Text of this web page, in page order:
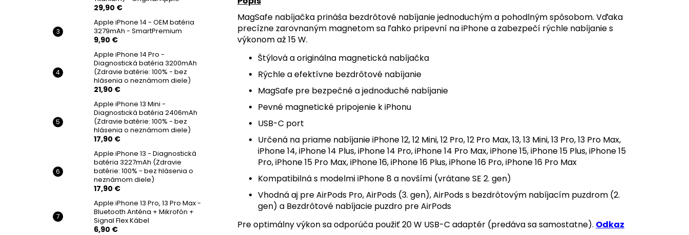
29,90 €
Apple iPhone 14 - OEM batéria
3279mAh - SmartPremium
9,90 €
Apple iPhone 14 Pro -
Diagnostická batéria 3200mAh
(Zdravie batérie: 100% - bez
hlásenia o neznámom diele)
21,90 €
Apple iPhone 13 Mini -
Diagnostická batéria 2406mAh
(Zdravie batérie: 100% - bez
hlásenia o neznámom diele)
17,90 €
Apple iPhone 13 - Diagnostická
batéria 3227mAh (Zdravie
batérie: 100% - bez hlásenia o
neznámom diele)
17,90 €
Apple iPhone 13 Pro, 13 Pro Max -
Bluetooth Anténa + Mikrofón +
Signal Flex Kábel
6,90 €
MagSafe nabíjačka prináša bezdrôtové nabíjanie jednoduchým a pohodlným spôsobom. Vďaka
precízne zarovnaným magnetom sa ľahko pripevní na iPhone a zabezpečí rýchle nabíjanie s
výkonom až 15 W.
Štýlová a originálna magnetická nabíjačka
Rýchle a efektívne bezdrôtové nabíjanie
MagSafe pre bezpečné a jednoduché nabíjanie
Pevné magnetické pripojenie k iPhonu
USB-C port
Určená na priame nabíjanie iPhone 12, 12 Mini, 12 Pro, 12 Pro Max, 13, 13 Mini, 13 Pro, 13 Pro Max,
iPhone 14, iPhone 14 Plus, iPhone 14 Pro, iPhone 14 Pro Max, iPhone 15, iPhone 15 Plus, iPhone 15
Pro, iPhone 15 Pro Max, iPhone 16, iPhone 16 Plus, iPhone 16 Pro, iPhone 16 Pro Max
Kompatibilná s modelmi iPhone 8 a novšími (vrátane SE 2. gen)
Vhodná aj pre AirPods Pro, AirPods (3. gen), AirPods s bezdrôtovým nabíjacím puzdrom (2.
gen) a Bezdrôtové nabíjacie puzdro pre AirPods
Pre optimálny výkon sa odporúča použiť 20 W USB-C adaptér (predáva sa samostatne). Odkaz